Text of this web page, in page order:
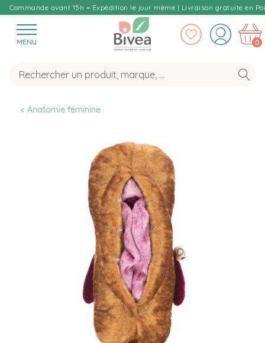
Commande avant 15h = Expédition le jour même | Livraison gratuite en
MENU 0
Anatomie féminine